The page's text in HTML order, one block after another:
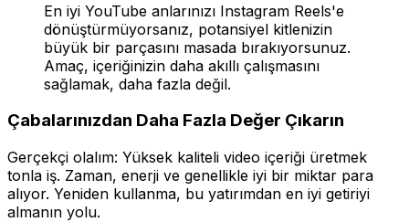
En iyi YouTube anlarınızı Instagram Reels'e
dönüştürmüyorsanız, potansiyel kitlenizin
büyük bir parçasını masada bırakıyorsunuz.
Amaç, içeriğinizin daha akıllı çalışmasını
sağlamak, daha fazla değil.
Çabalarınızdan Daha Fazla Değer Çıkarın
Gerçekçi olalım: Yüksek kaliteli video içeriği üretmek
tonla iş. Zaman, enerji ve genellikle iyi bir miktar para
alıyor. Yeniden kullanma, bu yatırımdan en iyi getiriyi
almanın yolu.